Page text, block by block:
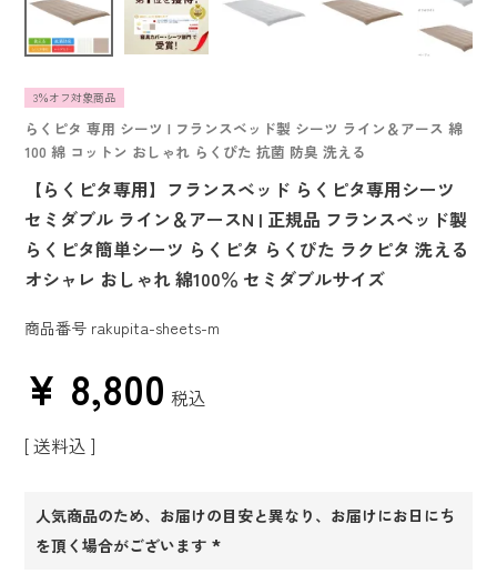
3％オフ対象商品
らくピタ 専用 シーツ | フランスベッド製 シーツ ライン＆アース 綿
100 綿 コットン おしゃれ らくぴた 抗菌 防臭 洗える
【らくピタ専用】フランスベッド らくピタ専用シーツ
セミダブル ライン＆アースN | 正規品 フランスベッド製
らくピタ簡単シーツ らくピタ らくぴた ラクピタ 洗える
オシャレ おしゃれ 綿100％ セミダブルサイズ
商品番号 rakupita-sheets-m
¥ 8,800 税込
送料込
人気商品のため、お届けの目安と異なり、お届けにお日にち
を頂く場合がございます